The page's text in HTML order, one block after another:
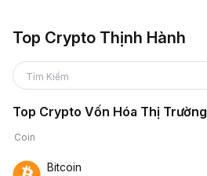
Top Crypto Thịnh Hành
Tìm Kiếm
Top Crypto Vốn Hóa Thị Trường
Coin
Bitcoin